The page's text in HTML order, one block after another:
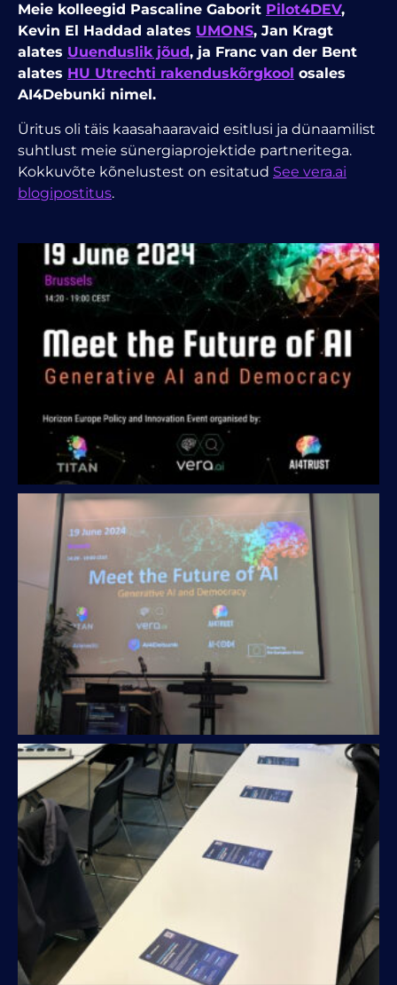
Meie kolleegid Pascaline Gaborit Pilot4DEV,
Kevin El Haddad alates UMONS, Jan Kragt
alates Uuenduslik jõud, ja Franc van der Bent
alates HU Utrechti rakenduskõrgkool osales
AI4Debunki nimel.
Üritus oli täis kaasahaaravaid esitlusi ja dünaamilist
suhtlust meie sünergiaprojektide partneritega.
Kokkuvõte kõnelustest on esitatud See vera.ai
blogipostitus.